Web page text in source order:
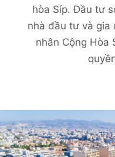
hòa Síp. Đầu tư
nhà đầu tư và gia
nhân Cộng Hòa